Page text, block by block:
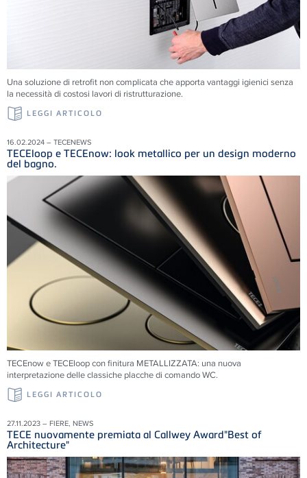
Una soluzione di retrofit non complicata che apporta vantaggi igienici senza
la necessità di costosi lavori di ristrutturazione.
LEGGI ARTICOLO
16.02.2024 – TECENEWS
TECEloop e TECEnow: look metallico per un design moderno
del bagno.
TECEnow e TECEloop con finitura METALLIZZATA: una nuova
interpretazione delle classiche placche di comando WC.
LEGGI ARTICOLO
27.11.2023 – FIERE, NEWS
TECE nuovamente premiata al Callwey Award"Best of
Architecture"